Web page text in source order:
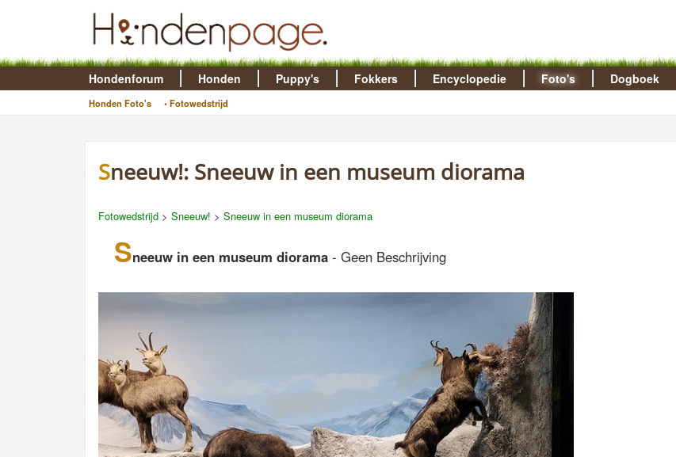
Hondenforum Honden Puppy's Fokkers Encyclopedie Foto's
Honden Foto's • Fotowedstrijd
Dogboek
Sneeuw!: Sneeuw in een museum diorama
Fotowedstrijd > Sneeuw! > Sneeuw in een museum diorama
Sneeuw in een museum diorama - Geen Beschrijving